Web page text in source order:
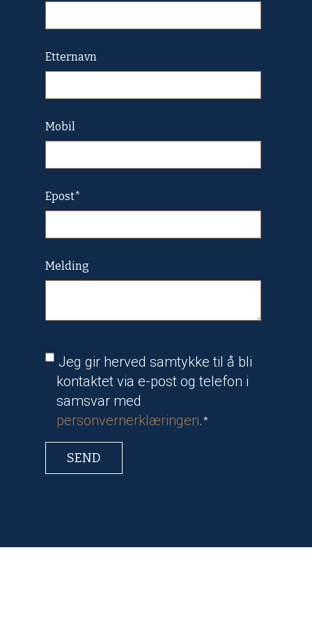
Etternavn
Mobil
Epost*
Melding
Jeg gir herved samtykke til å bli
kontaktet via e-post og telefon i
samsvar med
personvernerklæringen.*